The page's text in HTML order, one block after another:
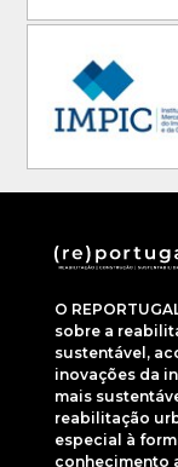
O
sobre a
sustentável,
inovações da
mais
reabilitação
especial à
conhecimento